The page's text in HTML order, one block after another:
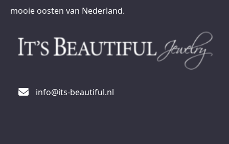
mooie oosten van Nederland.
info@its-beautiful.nl